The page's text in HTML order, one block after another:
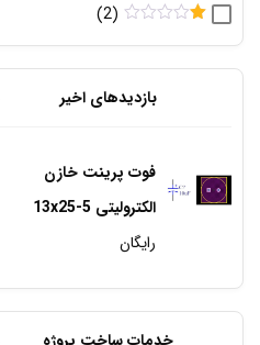
از 5
تیا
(2)
بازدید‌های اخیر
فوت پرینت خازن
الکترولیتی 5-13x25
رایگان
خدمات ساخت پروژه